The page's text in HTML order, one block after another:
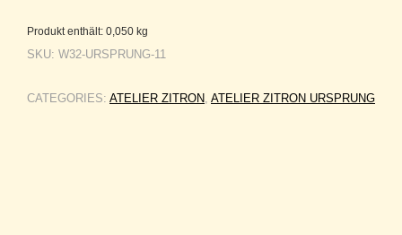
Produkt enthält: 0,050 kg
SKU: W32-URSPRUNG-11
CATEGORIES: ATELIER ZITRON ATELIER ZITRON URSPRUNG